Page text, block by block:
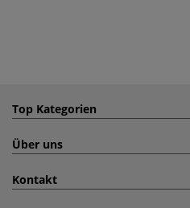
Top Kategorien
Über uns
Kontakt